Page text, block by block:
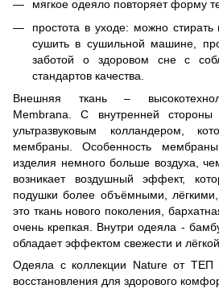
мягкое одеяло повторяет форму
простота в уходе: можно
сушить в сушильной машине,
заботой о здоровом сне с
стандартов качества.
Внешняя ткань –
Membrana. С внутренней стороны
ультразвуковым колландером,
мембраны. Особенность
изделия немного больше воздуха,
возникает воздушный эффект,
подушки более объёмными,
это ткань нового поколения,
очень крепкая. Внутри одеяла -
обладает эффектом свежести и
Одеяла с коллекции Nature от ТЕП
восстановления для здорового